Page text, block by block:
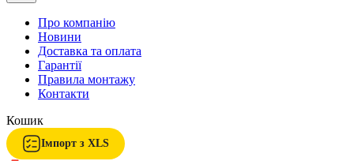
Про компанію
Новини
Доставка та оплата
Гарантії
Правила монтажу
Контакти
Кошик
Імпорт з XLS